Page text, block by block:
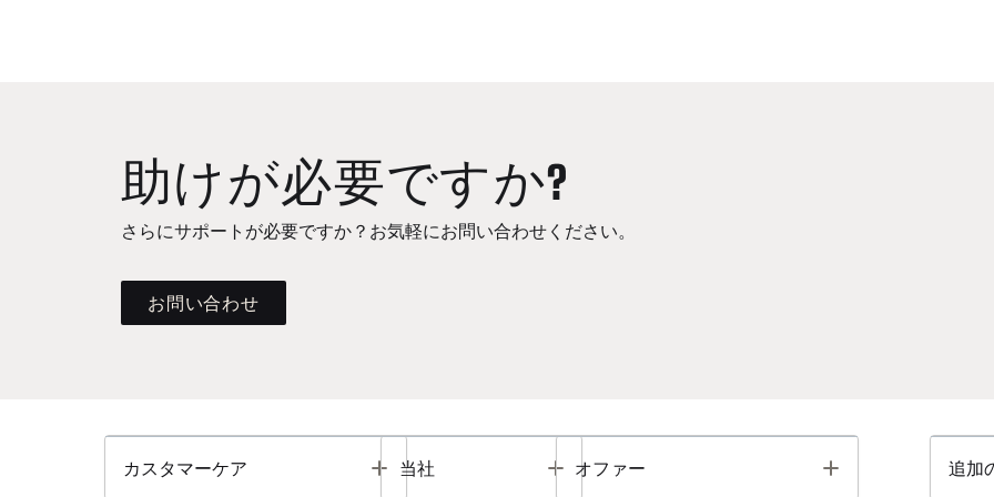
助けが必要ですか?
さらにサポートが必要ですか？お気軽にお問い合わせください。
お問い合わせ
カスタマーケア Toggle
当社 Toggle
オファー Toggle 追加